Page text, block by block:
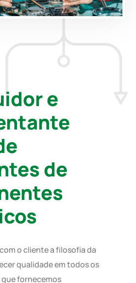
e
de
o cliente a filosofia da
qualidade em todos os
fornecemos